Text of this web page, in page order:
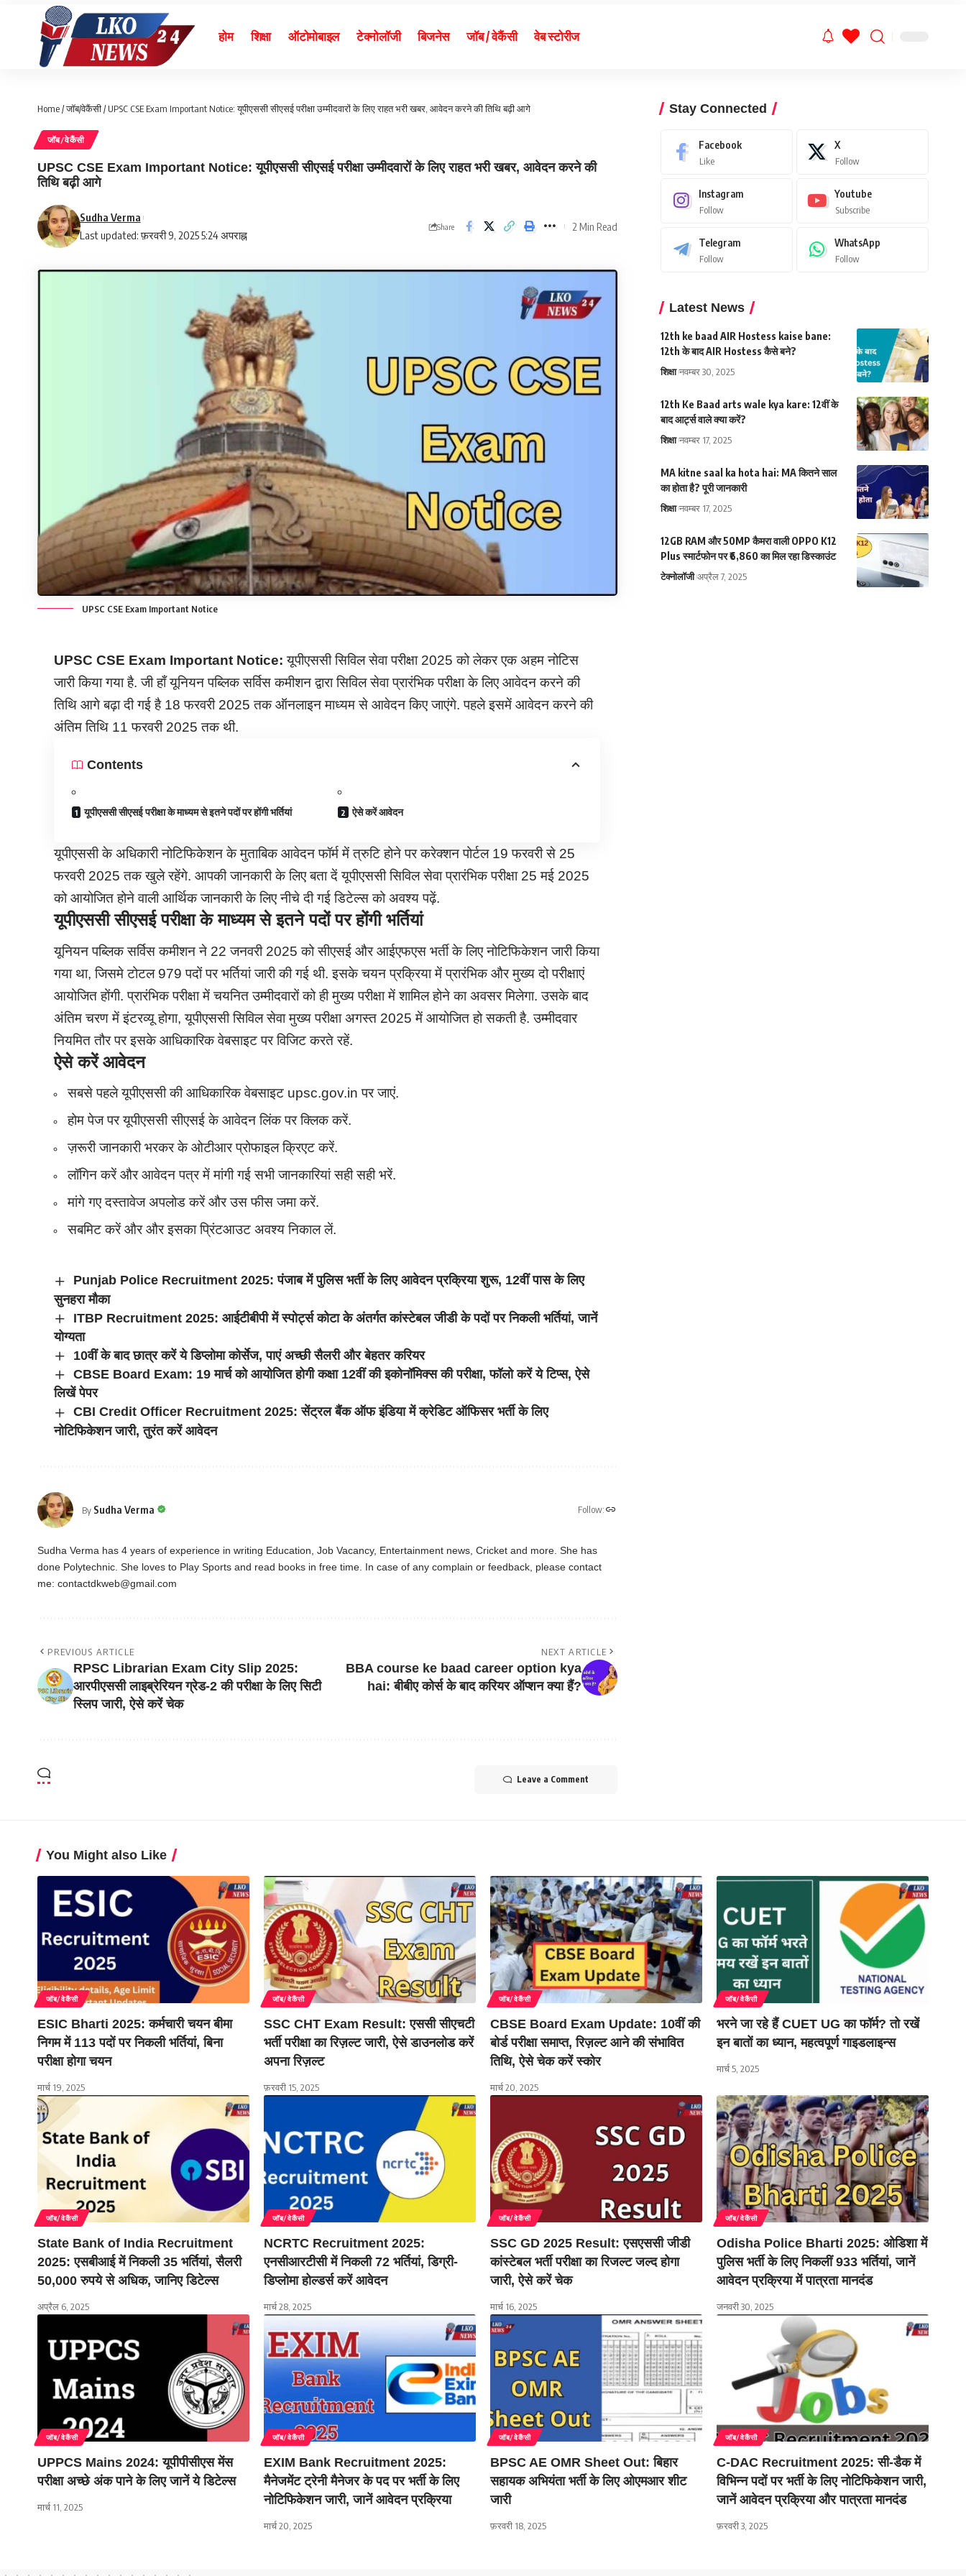
होम शिक्षा ऑटोमोबाइल टेक्नोलॉजी बिजनेस जॉब / वेकैंसी वेब स्टोरीज
Home/जॉब/वेकैंसी/UPSC CSE Exam Important Notice: यूपीएससी सीएसई परीक्षा उम्मीदवारों के लिए राहत भरी खबर, आवेदन करने की तिथि बढ़ी आगे
जॉब/वेकैंसी
UPSC CSE Exam Important Notice: यूपीएससी सीएसई परीक्षा उम्मीदवारों के लिए राहत भरी खबर, आवेदन करने की
तिथि बढ़ी आगे
Last updated: फ़रवरी 9, 2025 5:24 अपराह्न
Sudha Verma
Share 2 Min Read
UPSC CSE Exam Important Notice
UPSC CSE Exam Important Notice: यूपीएससी सिविल सेवा परीक्षा 2025 को लेकर एक अहम नोटिस
जारी किया गया है. जी हाँ यूनियन पब्लिक सर्विस कमीशन द्वारा सिविल सेवा प्रारंभिक परीक्षा के लिए आवेदन करने की
तिथि आगे बढ़ा दी गई है 18 फरवरी 2025 तक ऑनलाइन माध्यम से आवेदन किए जाएंगे. पहले इसमें आवेदन करने की
अंतिम तिथि 11 फरवरी 2025 तक थी.
Contents
यूपीएससी सीएसई परीक्षा के माध्यम से इतने पदों पर होंगी भर्तियां ऐसे करें आवेदन
यूपीएससी के अधिकारी नोटिफिकेशन के मुताबिक आवेदन फॉर्म में त्रुटि होने पर करेक्शन पोर्टल 19 फरवरी से 25
फरवरी 2025 तक खुले रहेंगे. आपकी जानकारी के लिए बता दें यूपीएससी सिविल सेवा प्रारंभिक परीक्षा 25 मई 2025
को आयोजित होने वाली आर्थिक जानकारी के लिए नीचे दी गई डिटेल्स को अवश्य पढ़ें.
यूपीएससी सीएसई परीक्षा के माध्यम से इतने पदों पर होंगी भर्तियां
यूनियन पब्लिक सर्विस कमीशन ने 22 जनवरी 2025 को सीएसई और आईएफएस भर्ती के लिए नोटिफिकेशन जारी किया
गया था, जिसमे टोटल 979 पदों पर भर्तियां जारी की गई थी. इसके चयन प्रक्रिया में प्रारंभिक और मुख्य दो परीक्षाएं
आयोजित होंगी. प्रारंभिक परीक्षा में चयनित उम्मीदवारों को ही मुख्य परीक्षा में शामिल होने का अवसर मिलेगा. उसके बाद
अंतिम चरण में इंटरव्यू होगा, यूपीएससी सिविल सेवा मुख्य परीक्षा अगस्त 2025 में आयोजित हो सकती है. उम्मीदवार
नियमित तौर पर इसके आधिकारिक वेबसाइट पर विजिट करते रहें.
ऐसे करेंआवेदन
सबसे पहले यूपीएससी की आधिकारिक वेबसाइट upsc.gov.in पर जाएं.
होम पेज पर यूपीएससी सीएसई के आवेदन लिंक पर क्लिक करें.
ज़रूरी जानकारी भरकर के ओटीआर प्रोफाइल क्रिएट करें.
लॉगिन करें और आवेदन पत्र में मांगी गई सभी जानकारियां सही सही भरें.
मांगे गए दस्तावेज अपलोड करें और उस फीस जमा करें.
सबमिट करें और और इसका प्रिंटआउट अवश्य निकाल लें.
Punjab Police Recruitment 2025: पंजाब में पुलिस भर्ती के लिए आवेदन प्रक्रिया शुरू, 12वीं पास के लिए
सुनहरा मौका
ITBP Recruitment 2025: आईटीबीपी में स्पोर्ट्स कोटा के अंतर्गत कांस्टेबल जीडी के पदों पर निकली भर्तियां, जानें
योग्यता
10वीं के बाद छात्र करें ये डिप्लोमा कोर्सेज, पाएं अच्छी सैलरी और बेहतर करियर
CBSE Board Exam: 19 मार्च को आयोजित होगी कक्षा 12वीं की इकोनॉमिक्स की परीक्षा, फॉलो करें ये टिप्स, ऐसे
लिखें पेपर
CBI Credit Officer Recruitment 2025: सेंट्रल बैंक ऑफ इंडिया में क्रेडिट ऑफिसर भर्ती के लिए
नोटिफिकेशन जारी, तुरंत करें आवेदन
By Sudha Verma Follow:
Sudha Verma has 4 years of experience in writing Education, Job Vacancy, Entertainment news, Cricket and more. She has
done Polytechnic. She loves to Play Sports and read books in free time. In case of any complain or feedback, please contact
me: contactdkweb@gmail.com
PREVIOUS ARTICLE
RPSC Librarian Exam City Slip 2025:
आरपीएससी लाइब्रेरियन ग्रेड-2 की परीक्षा के लिए सिटी
स्लिप जारी, ऐसे करें चेक
NEXT ARTICLE
BBA course ke baad career option kya
hai: बीबीए कोर्स के बाद करियर ऑप्शन क्या हैं?
Leave a Comment
Stay Connected
Facebook
Like
X
Follow
Instagram
Follow
Youtube
Subscribe
Telegram
Follow
WhatsApp
Follow
Latest News
12th ke baad AIR Hostess kaise bane:
12th के बाद AIR Hostess कैसे बने?
शिक्षा नवम्बर 30, 2025
12th Ke Baad arts wale kya kare: 12वीं के
बाद आर्ट्स वाले क्या करें?
शिक्षा नवम्बर 17, 2025
MA kitne saal ka hota hai: MA कितने साल
का होता है? पूरी जानकारी
शिक्षा नवम्बर 17, 2025
12GB RAM और 50MP कैमरा वाली OPPO K12
Plus स्मार्टफोन पर ₹6,860 का मिल रहा डिस्काउंट
टेक्नोलॉजी अप्रैल 7, 2025
You Might also Like
जॉब/वेकैंसी
ESIC Bharti 2025: कर्मचारी चयन बीमा
निगम में 113 पदों पर निकली भर्तियां, बिना
परीक्षा होगा चयन
मार्च 19, 2025
जॉब/वेकैंसी
SSC CHT Exam Result: एससी सीएचटी
भर्ती परीक्षा का रिज़ल्ट जारी, ऐसे डाउनलोड करें
अपना रिज़ल्ट
फ़रवरी 15, 2025
जॉब/वेकैंसी
CBSE Board Exam Update: 10वीं की
बोर्ड परीक्षा समाप्त, रिज़ल्ट आने की संभावित
तिथि, ऐसे चेक करें स्कोर
मार्च 20, 2025
जॉब/वेकैंसी
भरने जा रहे हैं CUET UG का फॉर्म? तो रखें
इन बातों का ध्यान, महत्वपूर्ण गाइडलाइन्स
मार्च 5, 2025
जॉब/वेकैंसी
State Bank of India Recruitment
2025: एसबीआई में निकली 35 भर्तियां, सैलरी
50,000 रुपये से अधिक, जानिए डिटेल्स
अप्रैल 6, 2025
जॉब/वेकैंसी
NCRTC Recruitment 2025:
एनसीआरटीसी में निकली 72 भर्तियां, डिग्री-
डिप्लोमा होल्डर्स करें आवेदन
मार्च 28, 2025
जॉब/वेकैंसी
SSC GD 2025 Result: एसएससी जीडी
कांस्टेबल भर्ती परीक्षा का रिजल्ट जल्द होगा
जारी, ऐसे करें चेक
मार्च 16, 2025
जॉब/वेकैंसी
Odisha Police Bharti 2025: ओडिशा में
पुलिस भर्ती के लिए निकलीं 933 भर्तियां, जानें
आवेदन प्रक्रिया में पात्रता मानदंड
जनवरी 30, 2025
जॉब/वेकैंसी
UPPCS Mains 2024: यूपीपीसीएस मेंस
परीक्षा अच्छे अंक पाने के लिए जानें ये डिटेल्स
मार्च 11, 2025
जॉब/वेकैंसी
EXIM Bank Recruitment 2025:
मैनेजमेंट ट्रेनी मैनेजर के पद पर भर्ती के लिए
नोटिफिकेशन जारी, जानें आवेदन प्रक्रिया
मार्च 20, 2025
जॉब/वेकैंसी
BPSC AE OMR Sheet Out: बिहार
सहायक अभियंता भर्ती के लिए ओएमआर शीट
जारी
फ़रवरी 18, 2025
जॉब/वेकैंसी
C-DAC Recruitment 2025: सी-डैक में
विभिन्न पदों पर भर्ती के लिए नोटिफिकेशन जारी,
जानें आवेदन प्रक्रिया और पात्रता मानदंड
फ़रवरी 3, 2025